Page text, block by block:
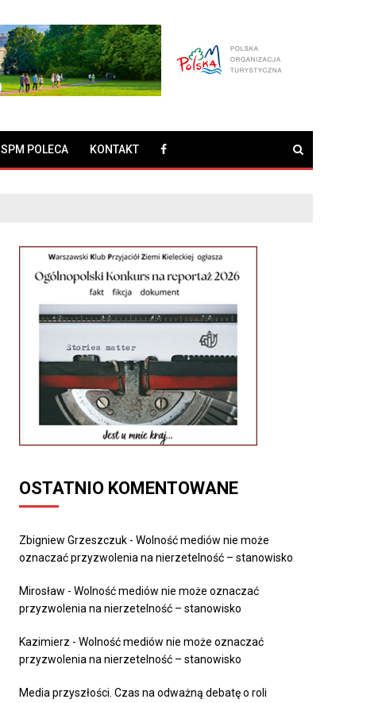
SPM POLECA KONTAKT
OSTATNIO KOMENTOWANE
Zbigniew Grzeszczuk - Wolność mediów nie może
oznaczać przyzwolenia na nierzetelność – stanowisko
Mirosław - Wolność mediów nie może oznaczać
przyzwolenia na nierzetelność – stanowisko
Kazimierz - Wolność mediów nie może oznaczać
przyzwolenia na nierzetelność – stanowisko
Media przyszłości. Czas na odważną debatę o roli